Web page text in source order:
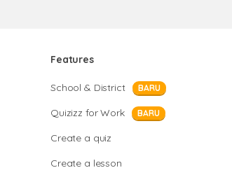
Features
School & District BARU
Quizizz for Work BARU
Create a quiz
Create a lesson